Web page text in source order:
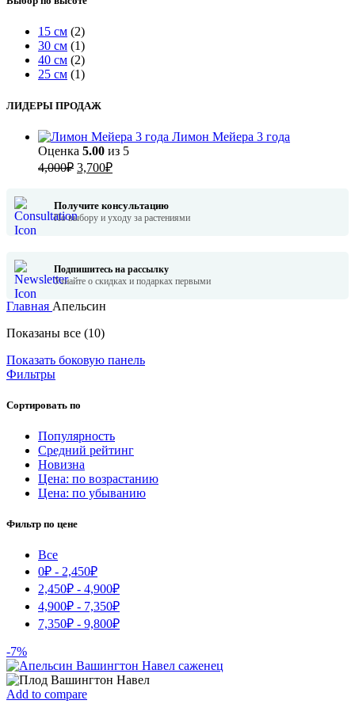
15 см (2)
30 см (1)
40 см (2)
25 см (1)
ЛИДЕРЫ ПРОДАЖ
Лимон Мейера 3 года
Оценка 5.00 из 5
4,000₽ Первоначальная
4,000₽.
3,700₽Текущая
Получите консультацию
По выбору и уходу за растениями
Подпишитесь на рассылку
Узнайте о скидках и подарках первыми
Главная Апельсин
Показаны все (10)Сортировка:
популярности
Показать боковую панель
Фильтры
Сортировать по
Популярность
Средний рейтинг
Новизна
Цена: по возрастанию
Цена: по убыванию
Фильтр по цене
Все
0₽ - 2,450₽
2,450₽ - 4,900₽
4,900₽ - 7,350₽
7,350₽ - 9,800₽
-7%
Add to compare